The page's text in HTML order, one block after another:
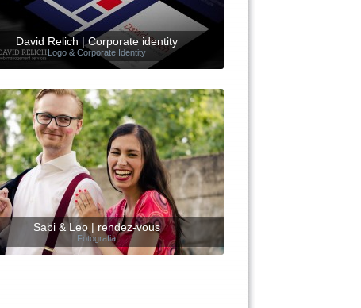
David Relich | Corporate identity
Logo & Corporate Identity
Sabi & Leo | rendez-vous
Fotografia